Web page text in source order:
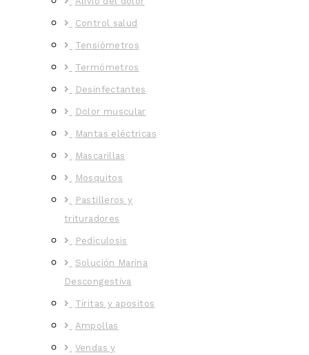
Control salud
Tensiómetros
Termómetros
Desinfectantes
Dolor muscular
Mantas eléctricas
Mascarillas
Mosquitos
Pastilleros y
trituradores
Pediculosis
Solución Marina
Descongestiva
Tiritas y apositos
Ampollas
Vendas y